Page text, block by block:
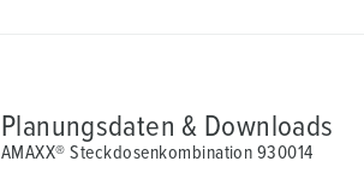
Planungsdaten & Downloads
AMAXX® Steckdosenkombination 930014